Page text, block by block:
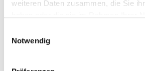
weiteren Daten zusammen, die Sie
Einstellungen widerrufen oder ändern:
. Es befindet sich
Fußzeile zu den Einstellungen der
Notwendig
bei Schlafproblemen und